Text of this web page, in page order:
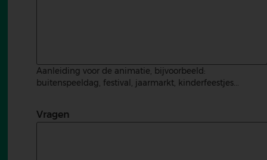
Aanleiding voor de animatie, bijvoorbeeld:
buitenspeeldag, festival, jaarmarkt, kinderfeestjes...
Vragen